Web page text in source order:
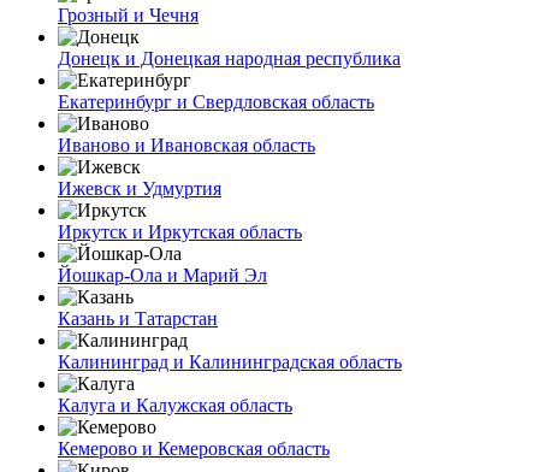
Грозный и Чечня
Донецк и Донецкая народная республика
Екатеринбург и Свердловская область
Иваново и Ивановская область
Ижевск и Удмуртия
Иркутск и Иркутская область
Йошкар-Ола и Марий Эл
Казань и Татарстан
Калининград и Калининградская область
Калуга и Калужская область
Кемерово и Кемеровская область